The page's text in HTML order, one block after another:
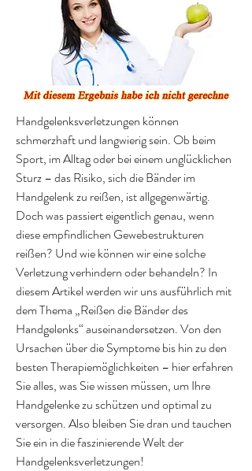
Handgelenksverletzungen können
schmerzhaft und langwierig sein. Ob beim
Sport, im Alltag oder bei einem unglücklichen
Sturz – das Risiko, sich die Bänder im
Handgelenk zu reißen, ist allgegenwärtig.
Doch was passiert eigentlich genau, wenn
diese empfindlichen Gewebestrukturen
reißen? Und wie können wir eine solche
Verletzung verhindern oder behandeln? In
diesem Artikel werden wir uns ausführlich mit
dem Thema „Reißen die Bänder des
Handgelenks“ auseinandersetzen. Von den
Ursachen über die Symptome bis hin zu den
besten Therapiemöglichkeiten – hier erfahren
Sie alles, was Sie wissen müssen, um Ihre
Handgelenke zu schützen und optimal zu
versorgen. Also bleiben Sie dran und tauchen
Sie ein in die faszinierende Welt der
Handgelenksverletzungen!